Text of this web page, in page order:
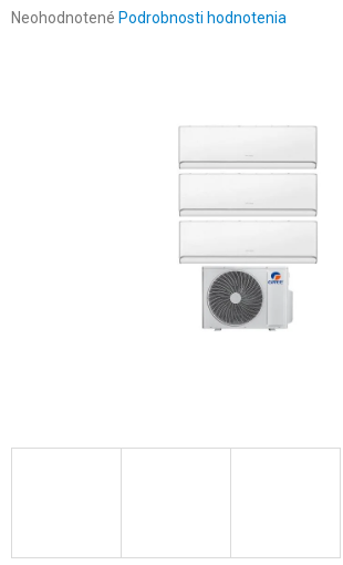
Priemerné
Neohodnotené Podrobnosti hodnotenia